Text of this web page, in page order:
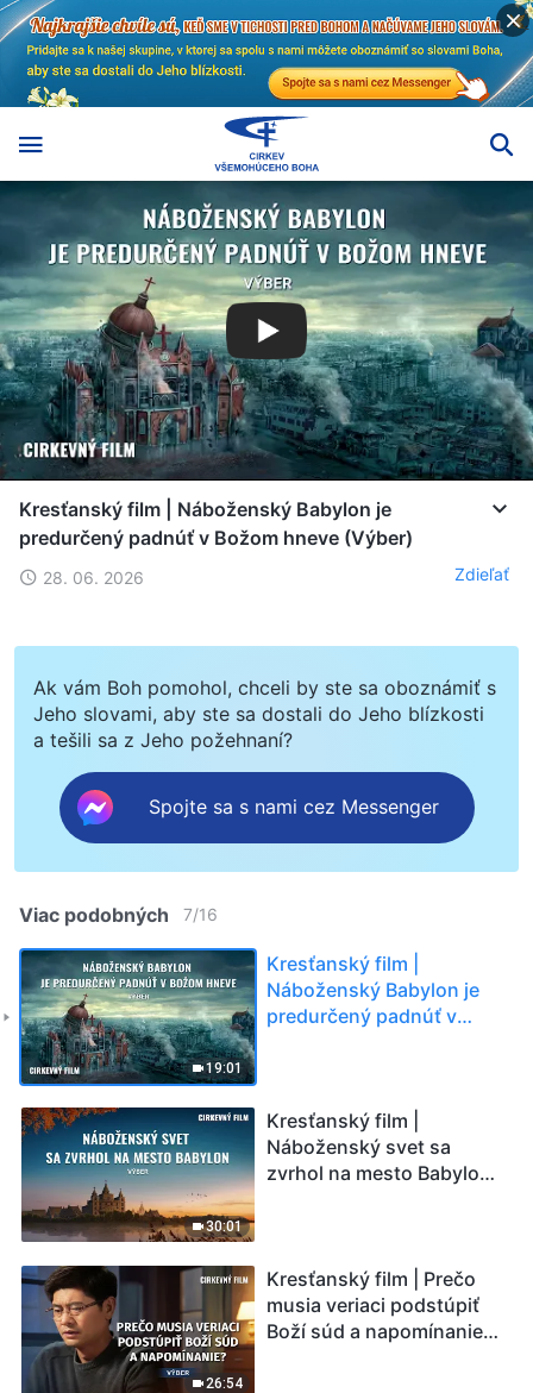
Kresťanský film | Náboženský Babylon je
predurčený padnúť v Božom hneve (Výber)
28. 06. 2026 Zdieľať
Ak vám Boh pomohol, chceli by ste sa oboznámiť s
Jeho slovami, aby ste sa dostali do Jeho blízkosti
a tešili sa z Jeho požehnaní?
Spojte sa s nami cez Messenger
Viac podobných 7/16
19:01
Kresťanský film |
Náboženský Babylon je
predurčený padnúť v
30:01
Kresťanský film |
Náboženský svet sa
zvrhol na mesto Babylon
26:54
Kresťanský film | Prečo
musia veriaci podstúpiť
Boží súd a napomínanie?